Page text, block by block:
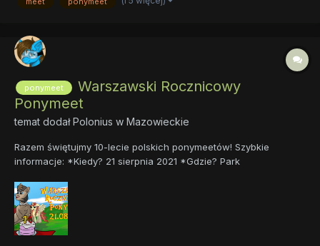
stronie internetowej. Śledźcie też...
ponymeet
Warszawski Rocznicowy
Ponymeet
temat dodałPolonius w Mazowieckie
Razem świętujmy 10-lecie polskich ponymeetów! Szybkie
informacje: *Kiedy? 21 sierpnia 2021 *Gdzie? Park
Narodowym, wejście od strony Ronda Waszyngtona) *Za ile? Za
darmo *Link do wydarzenia: https://fb.me/e/4AcrUTXzG...